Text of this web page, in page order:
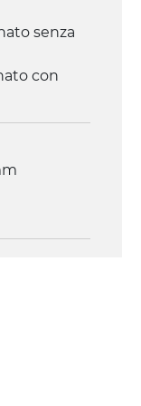
senza
con